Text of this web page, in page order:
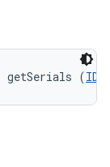
getSerials (